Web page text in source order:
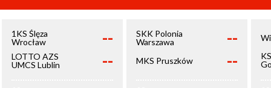
1KS Ślęza
Wrocław
--
LOTTO AZS
UMCS Lublin
--
SKK Polonia
Warszawa
--
MKS Pruszków --